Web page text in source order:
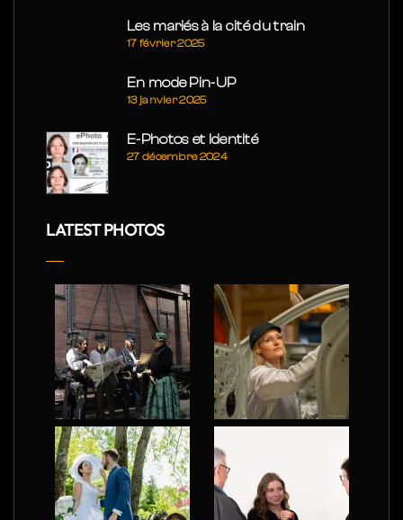
Les mariés à la cité du train
17 février 2025
En mode Pin-UP
13 janvier 2025
E-Photos et Identité
27 décembre 2024
LATEST PHOTOS